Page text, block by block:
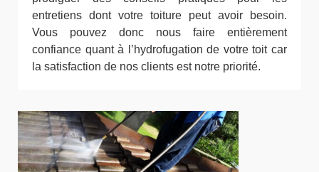
entretiens dont votre toiture peut avoir besoin.
Vous pouvez donc nous faire entièrement
confiance quant à l’hydrofugation de votre toit car
la satisfaction de nos clients est notre priorité.